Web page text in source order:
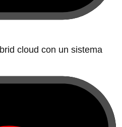
cloud con un sistema